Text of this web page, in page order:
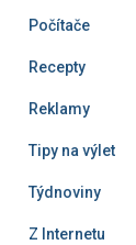
Počítače
Recepty
Reklamy
Tipy na výlet
Týdnoviny
Z Internetu